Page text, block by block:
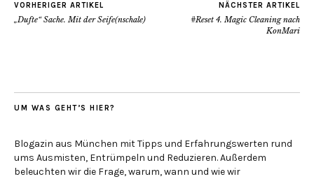
VORHERIGER ARTIKEL
„Dufte“ Sache. Mit der Seife(nschale)
NÄCHSTER ARTIKEL
#Reset 4. Magic Cleaning nach
KonMari
UM WAS GEHT’S HIER?
Blogazin aus München mit Tipps und Erfahrungswerten rund
ums Ausmisten, Entrümpeln und Reduzieren. Außerdem
beleuchten wir die Frage, warum, wann und wie wir